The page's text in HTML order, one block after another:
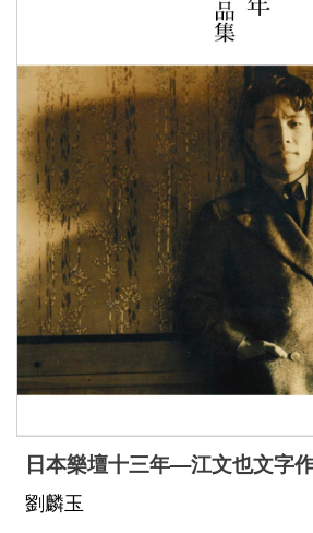
日本樂壇十三年—江文也文字
劉麟玉